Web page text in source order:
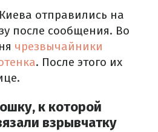
отправились на
после сообщения. Во
чрезвычайники
. После этого их
к которой
взрывчатку